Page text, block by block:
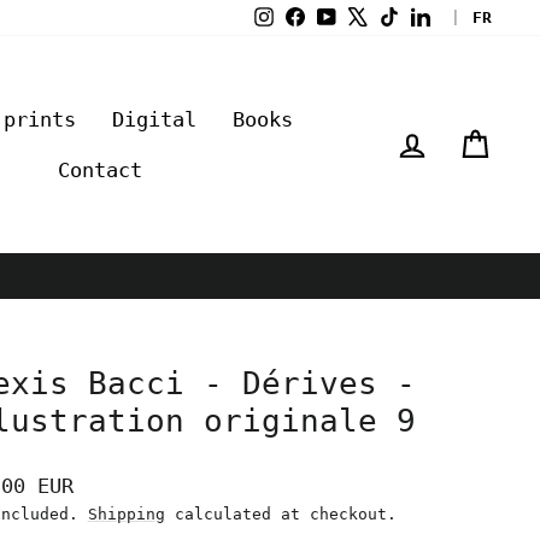
Instagram
Facebook
YouTube TikTokLinkedIn
FR
prints Digital Books
Contact
Log in
Bacci - Dérives -
originale 9
EUR
Shipping calculated at checkout.